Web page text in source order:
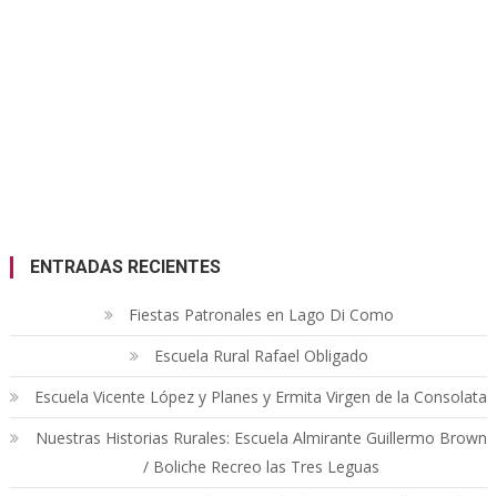
ENTRADAS RECIENTES
Fiestas Patronales en Lago Di Como
Escuela Rural Rafael Obligado
Escuela Vicente López y Planes y Ermita Virgen de la Consolata
Nuestras Historias Rurales: Escuela Almirante Guillermo Brown
/ Boliche Recreo las Tres Leguas